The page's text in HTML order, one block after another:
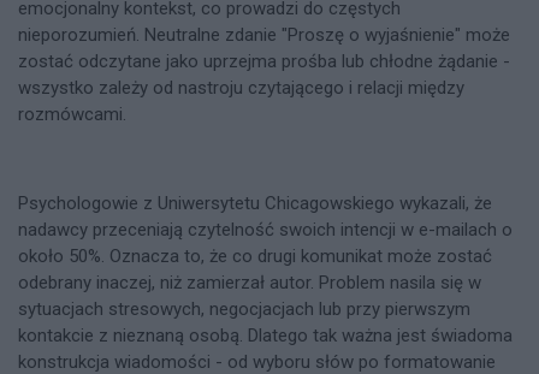
emocjonalny kontekst, co prowadzi do częstych
nieporozumień. Neutralne zdanie "Proszę o wyjaśnienie" może
zostać odczytane jako uprzejma prośba lub chłodne żądanie -
wszystko zależy od nastroju czytającego i relacji między
rozmówcami.
Psychologowie z Uniwersytetu Chicagowskiego wykazali, że
nadawcy przeceniają czytelność swoich intencji w e-mailach o
około 50%. Oznacza to, że co drugi komunikat może zostać
odebrany inaczej, niż zamierzał autor. Problem nasila się w
sytuacjach stresowych, negocjacjach lub przy pierwszym
kontakcie z nieznaną osobą. Dlatego tak ważna jest świadoma
konstrukcja wiadomości - od wyboru słów po formatowanie